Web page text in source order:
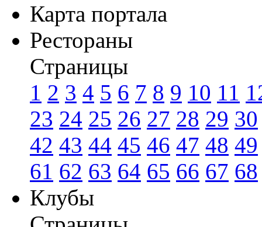
Карта портала
Рестораны
Страницы
1 2 3 4 5 6 7 8 9 10 11
23 24 25 26 27 28 29 30
42 43 44 45 46 47 48 49
61 62 63 64 65 66 67 68
Клубы